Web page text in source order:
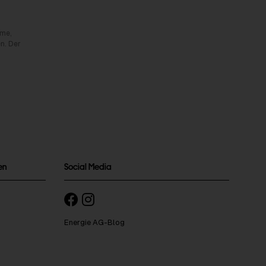
Der
Social Media
Energie AG-Blog